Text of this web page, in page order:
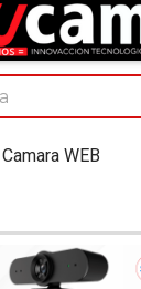
Camara WEB